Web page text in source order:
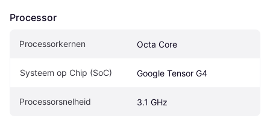
Processor
Processorkernen Octa Core
Systeem op Chip (SoC) Google Tensor G4
Processorsnelheid 3.1 GHz